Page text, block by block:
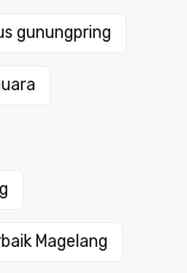
gunungpring
Magelang